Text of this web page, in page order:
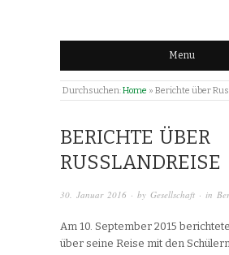
Menu
Durchsuchen:Home » Berichte über
BERICHTE ÜBER
RUSSLANDREISE
30. Januar 2016 · by Gesellschaft · in
Am 10. September 2015 berichtete
über seine Reise mit den